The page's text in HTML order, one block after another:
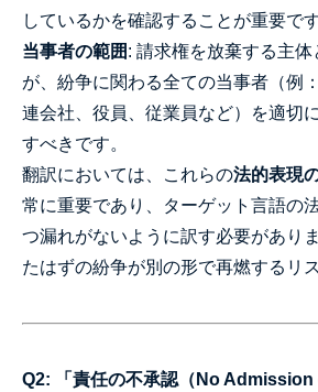
しているかを確認することが重要です
当事者の範囲: 請求権を放棄する主
が、紛争に関わる全ての当事者（例
連会社、役員、従業員など）を適切
すべきです。
翻訳においては、これらの法的表現
常に重要であり、ターゲット言語の
つ漏れがないように訳す必要があり
たはずの紛争が別の形で再燃するリ
Q2: 「責任の不承認（No